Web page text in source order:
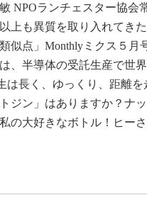
NPOランチェスター協
上も異質を取り入れてき
似点」Monthlyミクス５月
、半導体の受託生産で世
は長く、ゆっくり、距離
ジン」はありますか？ナ
の大好きなボトル！ヒー